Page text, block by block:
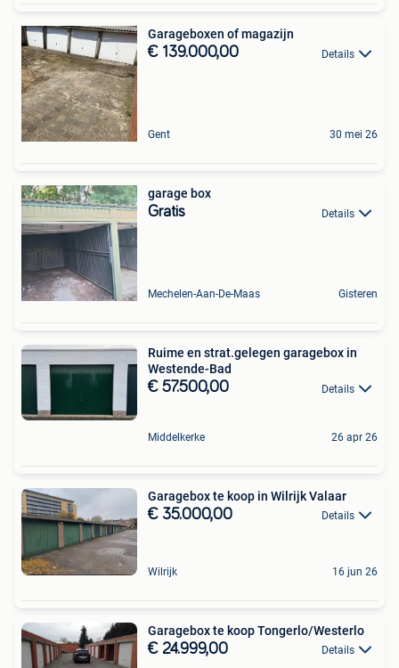
Garageboxen of magazijn
€ 139.000,00 Details
Gent 30 mei 26
garage box
Gratis Details
Mechelen-Aan-De-Maas Gisteren
Ruime en strat.gelegen garagebox in
Westende-Bad
€ 57.500,00 Details
Middelkerke 26 apr 26
Garagebox te koop in Wilrijk Valaar
€ 35.000,00 Details
Wilrijk 16 jun 26
Garagebox te koop Tongerlo/Westerlo
€ 24.999,00 Details